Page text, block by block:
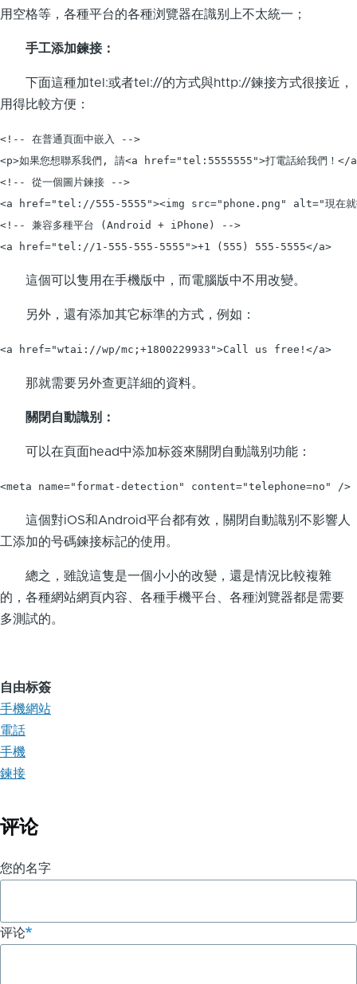
用空格等，各種平台的各種浏覽器在識别上不太統一；
手工添加鍊接：
下面這種加tel:或者tel://的方式與http://鍊接方式很接近，
用得比較方便：
<!-- 在普通頁面中嵌入 -->
<p>如果您想聯系我們, 請<a href="tel:5555555">打電話給我們！</
<!-- 從一個圖片鍊接 -->
<a href="tel://555-5555"><img src="phone.png" alt="現在就
<!-- 兼容多種平台 (Android + iPhone) -->
<a href="tel://1-555-555-5555">+1 (555) 555-5555</a>
這個可以隻用在手機版中，而電腦版中不用改變。
另外，還有添加其它标準的方式，例如：
<a href="wtai://wp/mc;+1800229933">Call us free!</a>
那就需要另外查更詳細的資料。
關閉自動識别：
可以在頁面head中添加标簽來關閉自動識别功能：
<meta name="format-detection" content="telephone=no" />
這個對iOS和Android平台都有效，關閉自動識别不影響人
工添加的号碼鍊接标記的使用。
總之，雖說這隻是一個小小的改變，還是情況比較複雜
的，各種網站網頁内容、各種手機平台、各種浏覽器都是需要
多測試的。
自由标簽
手機網站
電話
手機
鍊接
评论
您的名字
评论